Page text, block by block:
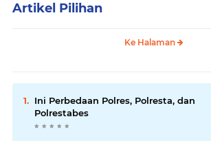
Artikel Pilihan
Ke Halaman
Ini Perbedaan Polres, Polresta, dan
Polrestabes